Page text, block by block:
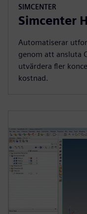
SIMCENTER
Simcenter
Automatiserar
genom att ansluta
utvärdera fler
kostnad.